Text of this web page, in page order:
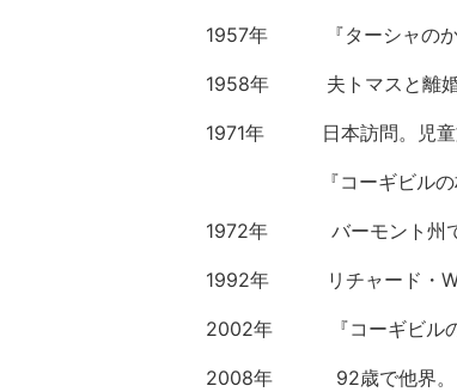
1957年 『ターシャのか
1958年 夫トマスと離婚、
1971年 日本訪問。児童文
『コーギビルの村ま
1972年 バーモント州
1992年 リチャード・
2002年 『コーギビルのい
2008年 92歳で他界。